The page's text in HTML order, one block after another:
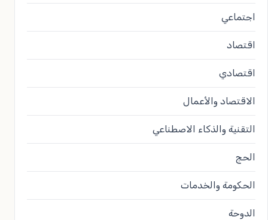
اجتماعي
اقتصاد
اقتصادي
الاقتصاد والأعمال
التقنية والذكاء الاصطناعي
الحج
الحكومة والخدمات
الدوحة